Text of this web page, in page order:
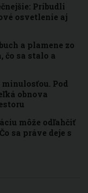
Pribudli
osvetlenie aj
a plamene zo
sa stalo a
Pod
obnova
môže odľahčiť
sa práve deje s